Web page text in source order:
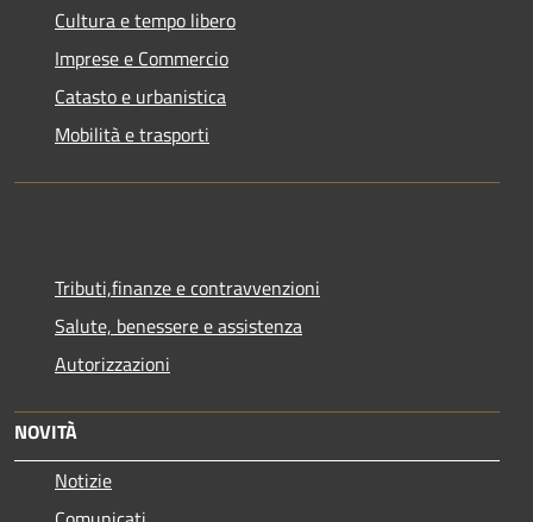
Cultura e tempo libero
Imprese e Commercio
Catasto e urbanistica
Mobilità e trasporti
Tributi,finanze e contravvenzioni
Salute, benessere e assistenza
Autorizzazioni
NOVITÀ
Notizie